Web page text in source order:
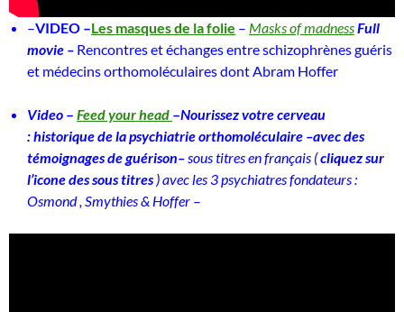
–VIDEO –Les masques de la folie – Masks of madnessFull
movie – Rencontres et échanges entre schizophrènes guéris
et médecins orthomoléculaires dont Abram Hoffer
Video – Feed your head –Nourissez votre cerveau
:historique de la psychiatrieorthomoléculaire –avec des
témoignages de guérison–sous titres en français (cliquez sur
l’icone des sous titres) avec les 3 psychiatres fondateurs :
Osmond , Smythies & Hoffer –